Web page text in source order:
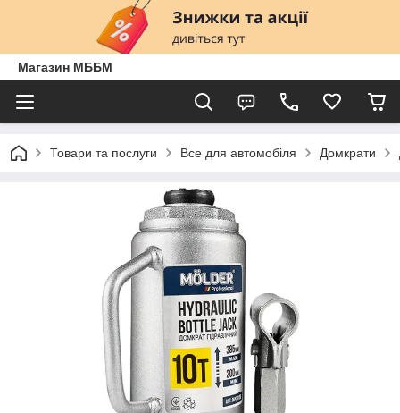
Магазин МББМ
Товари та послуги Все для автомобіля Домкрати